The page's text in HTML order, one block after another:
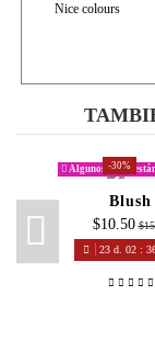
Nice colours
-30%
Algunos tonos
Blush
$10.50
23 d. 02 :